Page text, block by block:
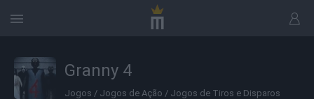
Granny 4
Jogos / Jogos de Ação / Jogos de Tiros e Disparos